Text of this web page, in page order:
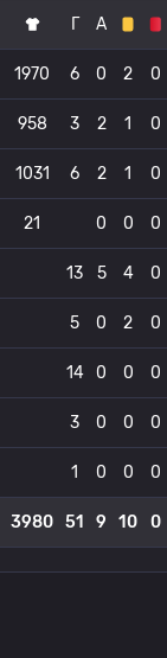
Г А
1970 6 0 2 0
958 3 2 1 0
1031 6 2 1 0
21 0 0 0
13 5 4 0
5 0 2 0
14 0 0 0
3 0 0 0
1 0 0 0
3980 51 9 10 0